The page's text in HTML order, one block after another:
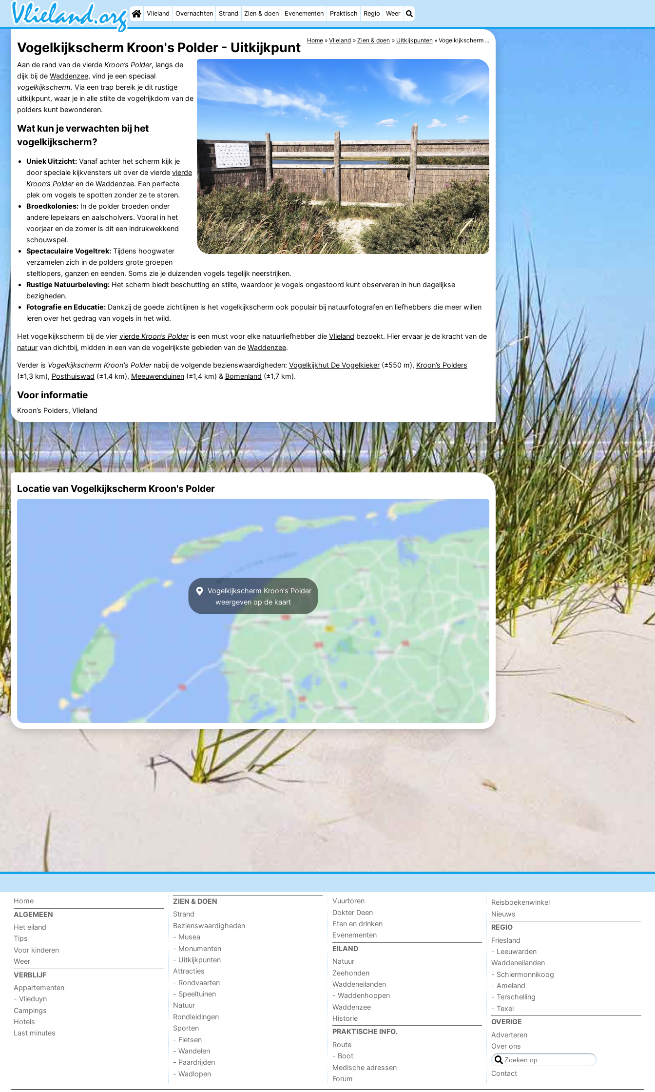
Vlieland Overnachten Strand Zien & doen Evenementen Praktisch Regio Weer
Home Vlieland Zien & doen Uitkijkpunten Vogelkijkscherm ...
Vogelkijkscherm Kroon's Polder - Uitkijkpunt
Aan de rand van de vierde Kroon’s Polder, langs de
dijk bij de Waddenzee, vind je een speciaal
vogelkijkscherm. Via een trap bereik je dit rustige
uitkijkpunt, waar je in alle stilte de vogelrijkdom van de
polders kunt bewonderen.
Wat kun je verwachten bij het
vogelkijkscherm?
Uniek Uitzicht:Vanaf achter het scherm kijk je
door speciale kijkvensters uit over de vierde vierde
Kroon’s Polderen de Waddenzee. Een perfecte
plek om vogels te spotten zonder ze te storen.
Broedkolonies:In de polder broeden onder
andere lepelaars en aalscholvers. Vooral in het
voorjaar en de zomer is dit een indrukwekkend
schouwspel.
Spectaculaire Vogeltrek:Tijdens hoogwater
verzamelen zich in de polders grote groepen
steltlopers, ganzen en eenden. Soms zie je duizenden vogels tegelijk neerstrijken.
Rustige Natuurbeleving:Het scherm biedt beschutting en stilte, waardoor je vogels ongestoord kunt observeren in hun dagelijkse
bezigheden.
Fotografie en Educatie:Dankzij de goede zichtlijnen is het vogelkijkscherm ook populair bij natuurfotografen en liefhebbers die meer willen
leren over het gedrag van vogels in het wild.
Het vogelkijkscherm bij de vier vierde Kroon’s Polderis een must voor elke natuurliefhebber die Vlieland bezoekt. Hier ervaar je de kracht van de
natuurvan dichtbij, midden in een van de vogelrijkste gebieden van de Waddenzee.
Verder is Vogelkijkscherm Kroon's Poldernabij de volgende bezienswaardigheden: Vogelkijkhut De Vogelkieker(±550 m), Kroon’s Polders
(±1,3 km), Posthuiswad (±1,4 km), Meeuwenduinen(±1,4 km) & Bomenland (±1,7 km).
Voor informatie
Kroon’s Polders, Vlieland
Locatie van Vogelkijkscherm Kroon's Polder
Vogelkijkscherm Kroon's Polder
weergeven op de kaart
Home
ALGEMEEN
Het eiland
Tips
Voor kinderen
Weer
VERBLIJF
Appartementen
- Vlieduyn
Campings
Hotels
Last minutes
ZIEN & DOEN
Strand
Bezienswaardigheden
- Musea
- Monumenten
- Uitkijkpunten
Attracties
- Rondvaarten
- Speeltuinen
Natuur
Rondleidingen
Sporten
- Fietsen
- Wandelen
- Paardrijden
- Wadlopen
Vuurtoren
Dokter Deen
Eten en drinken
Evenementen
EILAND
Natuur
Zeehonden
Waddeneilanden
- Waddenhoppen
Waddenzee
Historie
PRAKTISCHE INFO.
Route
- Boot
Medische adressen
Forum
Reisboekenwinkel
Nieuws
REGIO
Friesland
- Leeuwarden
Waddeneilanden
- Schiermonnikoog
- Ameland
- Terschelling
- Texel
OVERIGE
Adverteren
Over ons
Contact